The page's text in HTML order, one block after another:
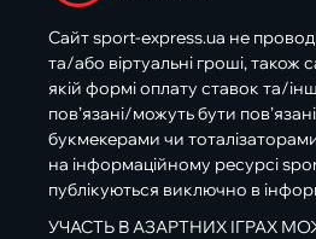
Сайт sport-express.ua не
та/або віртуальні гроші, також
якій формі оплату ставок та/
пов’язані/можуть бути
букмекерами чи
на інформаційному ресурсі
публікуються виключно в
УЧАСТЬ В АЗАРТНИХ ІГРАХ